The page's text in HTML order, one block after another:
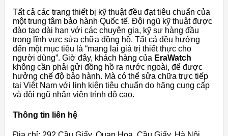
Tất cả các trang thiết bị kỹ thuật đều đạt tiêu chuẩn của
một trung tâm bảo hành Quốc tế. Đội ngũ kỹ thuật được
đào tạo dài hạn với các chuyên gia, kỹ sư hàng đầu
trong lĩnh vực sửa chữa đồng hồ. Tất cả đều hướng
đến một mục tiêu là “mang lại giá trị thiết thực cho
người dùng”. Giờ đây, khách hàng của EraWatch
không cần phải gửi đồng hồ ra nước ngoài, để được
hưởng chế độ bảo hành. Mà có thể sửa chữa trực tiếp
tại Việt Nam với linh kiện tiêu chuẩn do hãng cung cấp
và đội ngũ nhân viên trình độ cao.
Thông tin liên hệ